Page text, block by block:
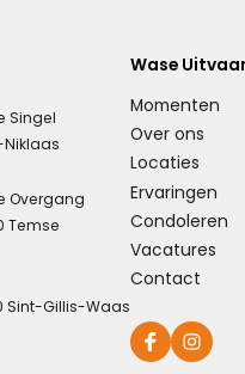
Singel
Niklaas
Overgang
Temse
Sint-Gillis-Waas
Wase
Momenten
Over ons
Locaties
Ervaringen
Condoleren
Vacatures
Contact